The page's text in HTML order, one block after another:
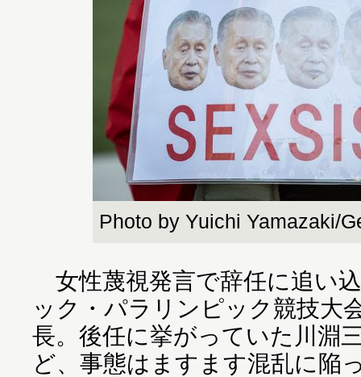
Photo by Yuichi Yamazaki/
女性蔑視発言で辞任に追い
ック・パラリンピック競技大
長。後任に挙がっていた川淵
ど、事態はますます混乱に陥